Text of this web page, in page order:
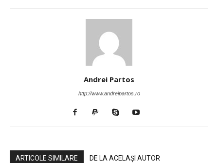
Andrei Partos
http://www.andreipartos.ro
ARTICOLE SIMILARE DE LA ACELAȘI AUTOR